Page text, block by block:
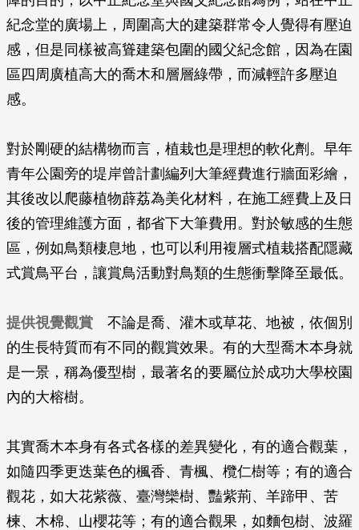
紀念堂的廣場上，周圍高大的建築群常令人覺得有壓迫
感，但是同樣被高聳建築包圍的國父紀念館，因為在園
區四周廣植高大的喬木和層層綠帶，而減輕許多壓迫
感。
對於剛硬的結構物而言，植栽也是理想的軟化劑。早年
青年公園旁的堤岸曾計劃編列大筆經費進行牆面彩繪，
其後改以爬藤植物薜荔為美化材料，在施工經費上及日
後的管理維護方面，都省下大筆費用。對於敏感的生態
區，例如鳥類棲息地，也可以利用複層式植栽搭配隱藏
式賞鳥平台，讓賞鳥活動對鳥類的生態衝擊降至最低。
提供視覺觀賞 不論是喬、灌木或草花、地被，依個別
的生長特質而有不同的觀賞效果。有的大型喬木本身就
是一景，稱為優型樹，最著名的要屬位於成功大學校園
內的大榕樹。
其實喬木本身有各式各樣的差異變化，有的適合觀葉，
如隨四季更迭葉色的楓香、青楓、欖仁樹等；有的適合
觀花，如大花紫薇、臺灣欒樹、豔紫荊、羊蹄甲、苦
楝、木棉、山櫻花等；有的適合觀果，如麵包樹、波羅